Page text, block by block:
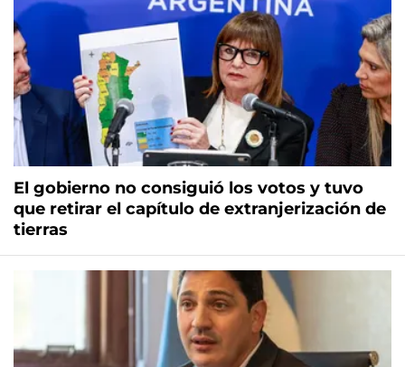
El gobierno no consiguió los votos y tuvo
que retirar el capítulo de extranjerización de
tierras